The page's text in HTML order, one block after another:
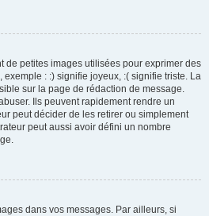
de petites images utilisées pour exprimer des
: :) signifie joyeux, :( signifie triste. La
sur la page de rédaction de message.
Ils peuvent rapidement rendre un
peut décider de les retirer ou simplement
peut aussi avoir défini un nombre
dans vos messages. Par ailleurs, si